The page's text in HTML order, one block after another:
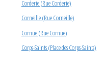
Corderie (Rue Corderie)
Corneille (Rue Corneille)
Cornue (Rue Cornue)
Corps-Saints (Place des Corps-Saints)